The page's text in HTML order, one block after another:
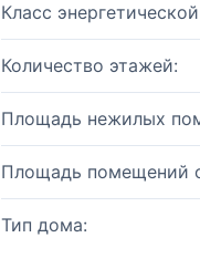
Класс
Количество этажей:
Площадь нежилых
Площадь помещений
Тип дома: